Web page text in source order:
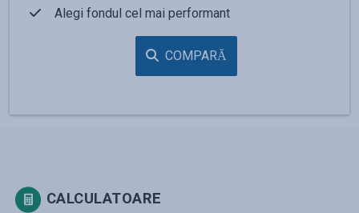
Alegi fondul cel mai performant
COMPARĂ
CALCULATOARE